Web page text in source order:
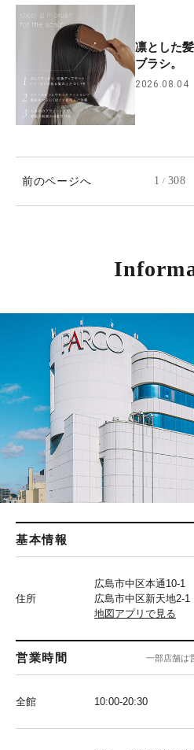
凛とした
ブラシ。
2026.08.04
前のページへ 1 / 308
基本情報
住所
広島市中区本通10-1
広島市中区新天地2-1
地図アプリで見る
営業時間 一部店舗は
全館 10:00-20:30